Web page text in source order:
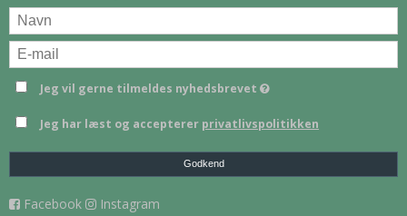
Jeg vil gerne tilmeldes nyhedsbrevet
Jeg har læst og accepterer privatlivspolitikken
Godkend
Facebook Instagram